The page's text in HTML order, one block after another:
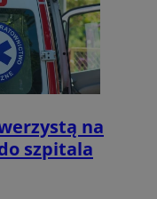
na
szpitala